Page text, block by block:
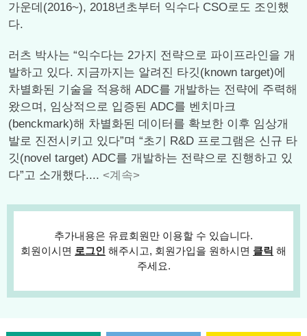
가운데(2016~), 2018년초부터 익수다 CSO로도 조인했
다.
러츠 박사는 “익수다는 2가지 전략으로 파이프라인을 개
발하고 있다. 지금까지는 알려진 타깃(known target)에
차별화된 기술을 적용해 ADC를 개발하는 전략에 주력해
왔으며, 임상적으로 입증된 ADC를 벤치마크
(benckmark)해 차별화된 데이터를 확보한 이후 임상개
발로 진전시키고 있다”며 “초기 R&D 프로그램은 신규 타
깃(novel target) ADC를 개발하는 전략으로 진행하고 있
다”고 소개했다.... <계속>
추가내용은 유료회원만 이용할 수 있습니다.
회원이시면 로그인 해주시고, 회원가입을 원하시면 클릭 해
주세요.